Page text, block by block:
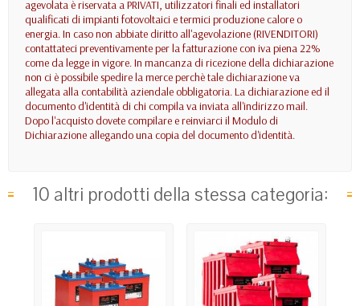
agevolata è riservata a PRIVATI, utilizzatori finali ed installatori
qualificati di impianti fotovoltaici e termici produzione calore o
energia. In caso non abbiate diritto all'agevolazione (RIVENDITORI)
contattateci preventivamente per la fatturazione con iva piena 22%
come da legge in vigore. In mancanza di ricezione della dichiarazione
non ci è possibile spedire la merce perchè tale dichiarazione va
allegata alla contabilità aziendale obbligatoria. La dichiarazione ed il
documento d'identità di chi compila va inviata all'indirizzo mail.
Dopo l'acquisto dovete compilare e reinviarci il Modulo di
Dichiarazione allegando una copia del documento d'identità.
10 altri prodotti della stessa categoria: